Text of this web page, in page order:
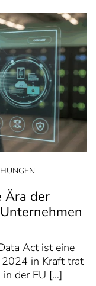
Ära der
Act ist eine
2024 in Kraft trat
der EU […]